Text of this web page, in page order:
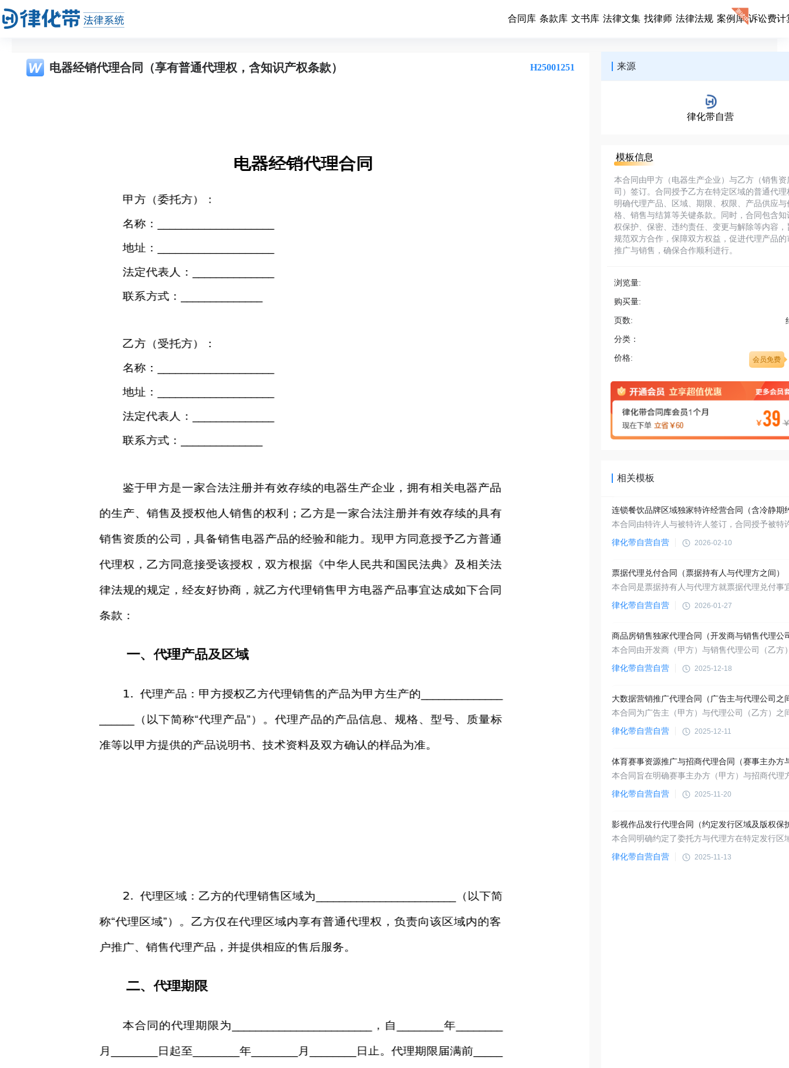
合同库 条款库 文书库 法律文集 找律师 法律法规 案例库 诉讼费计
电器经销代理合同（享有普通代理权，含知识产权条款） H25001251 来源
律化带自营
模板信息
本合同由甲方（电器生产企业）与乙方（销售资
司）签订。合同授予乙方在特定区域的普通代理
明确代理产品、区域、期限、权限、产品供应与
格、销售与结算等关键条款。同时，合同包含知
权保护、保密、违约责任、变更与解除等内容，
规范双方合作，保障双方权益，促进代理产品的
推广与销售，确保合作顺利进行。
浏览量:
购买量:
页数:
分类：
价格: 会员免费
相关模板
连锁餐饮品牌区域独家特许经营合同（含冷静期
律化带自营自营 2026-02-10
票据代理兑付合同（票据持有人与代理方之间）
律化带自营自营 2026-01-27
律化带自营自营 2025-12-18
大数据营销推广代理合同（广告主与代理公司之
律化带自营自营 2025-12-11
律化带自营自营 2025-11-20
律化带自营自营 2025-11-13